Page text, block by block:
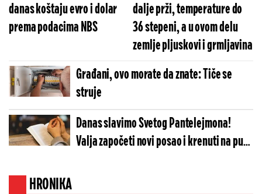
danas koštaju evro i dolar
prema podacima NBS
dalje prži, temperature do
36 stepeni, a u ovom delu
zemlje pljuskovi i grmljavina
Građani, ovo morate da znate: Tiče se
struje
Danas slavimo Svetog Pantelejmona!
Valja započeti novi posao i krenuti na put,
HRONIKA